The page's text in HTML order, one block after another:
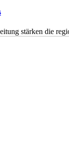
stärken die